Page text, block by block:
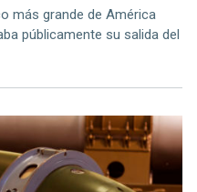
más grande de América
públicamente su salida del